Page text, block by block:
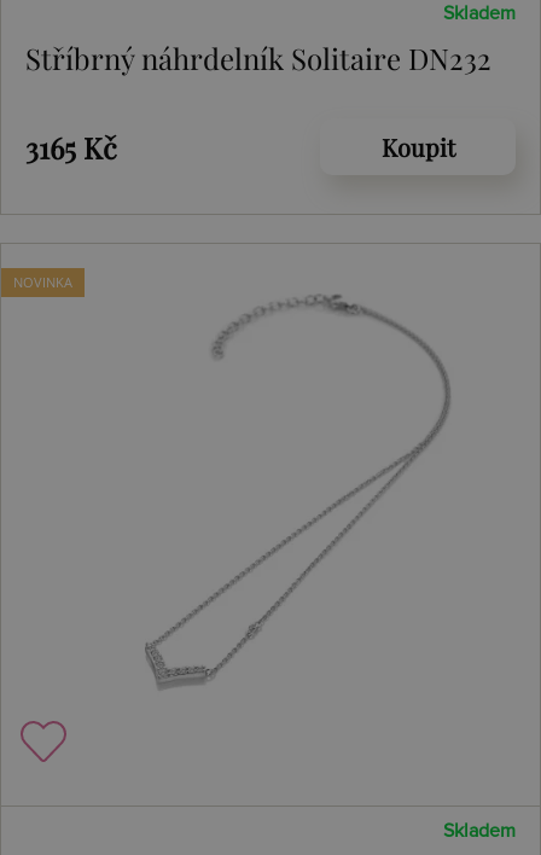
Skladem
Stříbrný náhrdelník Solitaire DN232
3165 Kč Koupit
NOVINKA
Skladem